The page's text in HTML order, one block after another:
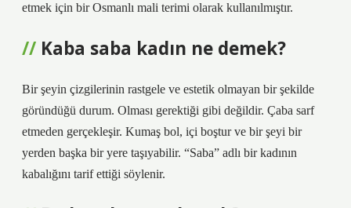
etmek için bir Osmanlı mali terimi olarak kullanılmıştır.
Kaba saba kadın ne demek?
Bir şeyin çizgilerinin rastgele ve estetik olmayan bir şekilde
göründüğü durum. Olması gerektiği gibi değildir. Çaba sarf
etmeden gerçekleşir. Kumaş bol, içi boştur ve bir şeyi bir
yerden başka bir yere taşıyabilir. “Saba” adlı bir kadının
kabalığını tarif ettiği söylenir.